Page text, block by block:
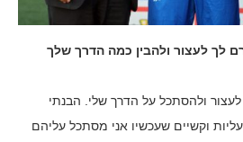
לך לעצור ולהבין כמה הדרך שלך
ולהסתכל על הדרך שלי. הבנתי
וקשיים שעכשיו אני מסתכל עליהם